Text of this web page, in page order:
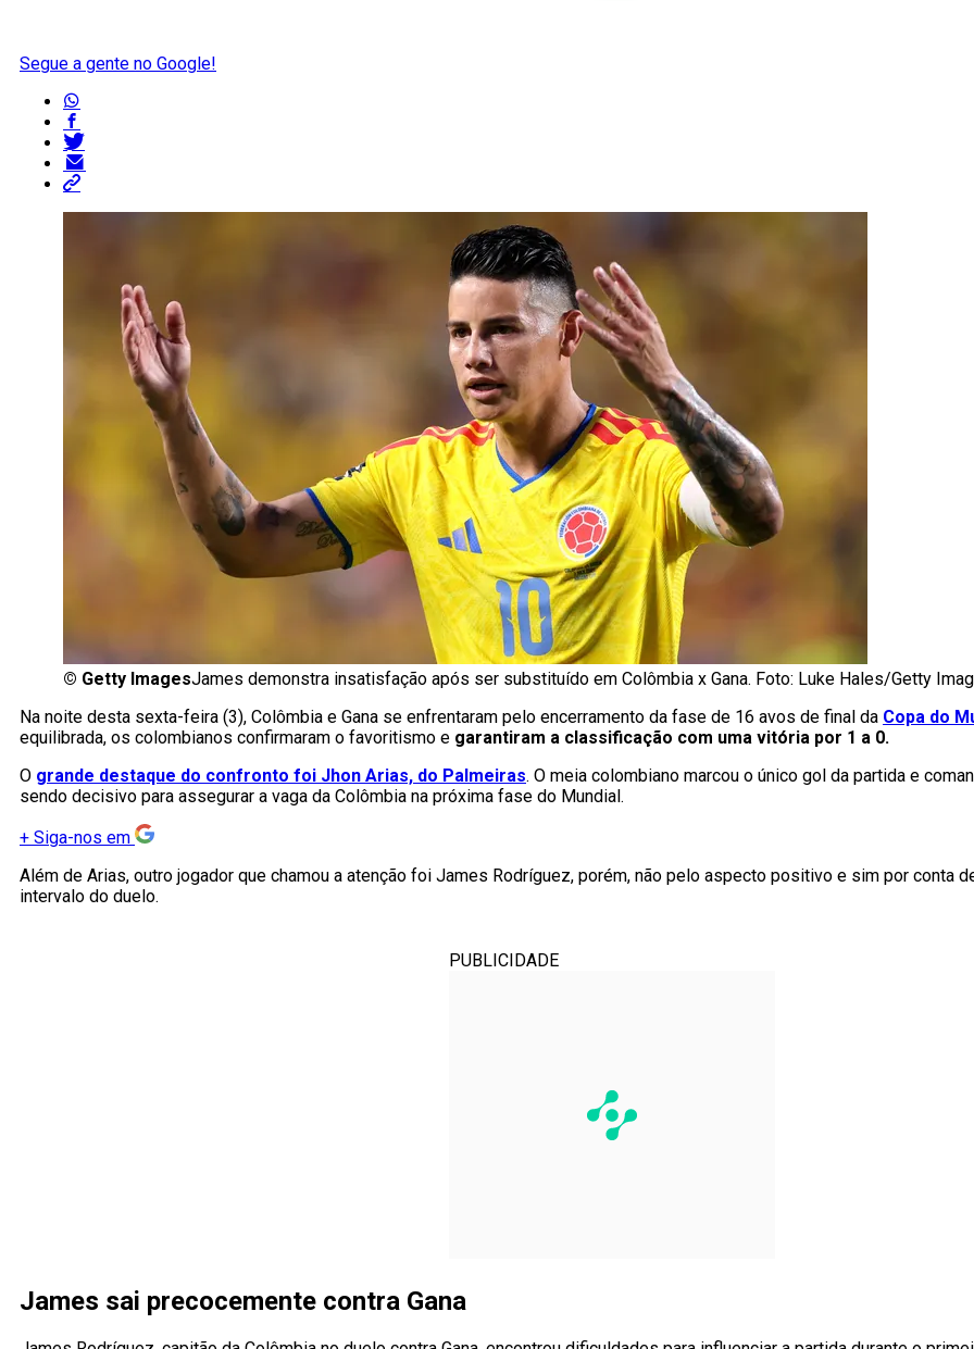
Segue a gente no Google!
© Getty ImagesJames demonstra insatisfação após ser substituído em Colômbia x Gana. Foto: Luke Hales/Getty
Na noite desta sexta-feira (3), Colômbia e Gana se enfrentaram pelo encerramento da fase de 16 avos de final da Copa do
equilibrada, os colombianos confirmaram o favoritismo e garantiram a classificação com uma vitória por 1 a 0.
O grande destaque do confronto foi Jhon Arias, do Palmeiras. O meia colombiano marcou o único gol da partida e
sendo decisivo para assegurar a vaga da Colômbia na próxima fase do Mundial.
+ Siga-nos em
Além de Arias, outro jogador que chamou a atenção foi James Rodríguez, porém, não pelo aspecto positivo e sim por conta
intervalo do duelo.
PUBLICIDADE
James sai precocemente contra Gana